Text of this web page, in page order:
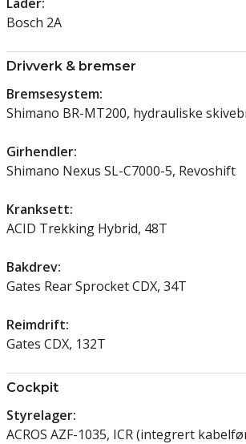
Bosch 2A
Drivverk & bremser
Bremsesystem:
Shimano BR-MT200, hydrauliske
Girhendler:
Shimano Nexus SL-C7000-5, Revoshift
Kranksett:
ACID Trekking Hybrid, 48T
Bakdrev:
Gates Rear Sprocket CDX, 34T
Reimdrift:
Gates CDX, 132T
Cockpit
Styrelager:
ACROS AZF-1035, ICR (integrert